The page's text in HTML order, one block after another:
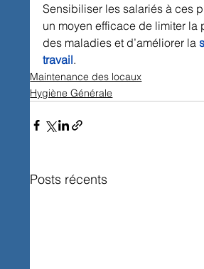
Sensibiliser les salariés à ces
un moyen efficace de limiter la
des maladies et d’améliorer la
travail.
Maintenance des locaux
Hygiène Générale
Posts récents